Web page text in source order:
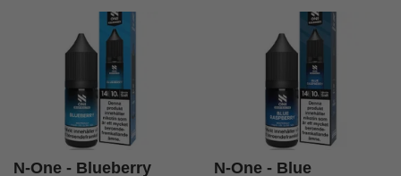
N-One - Blueberry
N-One - Blue